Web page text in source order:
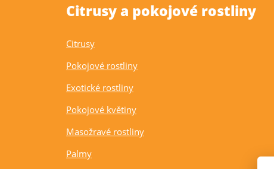
Citrusy a pokojové rostliny
Citrusy
Pokojové rostliny
Exotické rostliny
Pokojové květiny
Masožravé rostliny
Palmy